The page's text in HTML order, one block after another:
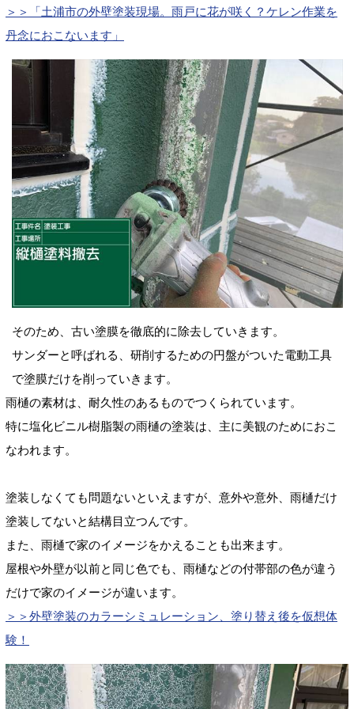
＞＞「土浦市の外壁塗装現場。雨戸に花が咲く？ケレン作業を
丹念におこないます」
そのため、古い塗膜を徹底的に除去していきます。
サンダーと呼ばれる、研削するための円盤がついた電動工具
で塗膜だけを削っていきます。
雨樋の素材は、耐久性のあるものでつくられています。
特に塩化ビニル樹脂製の雨樋の塗装は、主に美観のためにおこ
なわれます。
塗装しなくても問題ないといえますが、意外や意外、雨樋だけ
塗装してないと結構目立つんです。
また、雨樋で家のイメージをかえることも出来ます。
屋根や外壁が以前と同じ色でも、雨樋などの付帯部の色が違う
だけで家のイメージが違います。
＞＞外壁塗装のカラーシミュレーション、塗り替え後を仮想体
験！